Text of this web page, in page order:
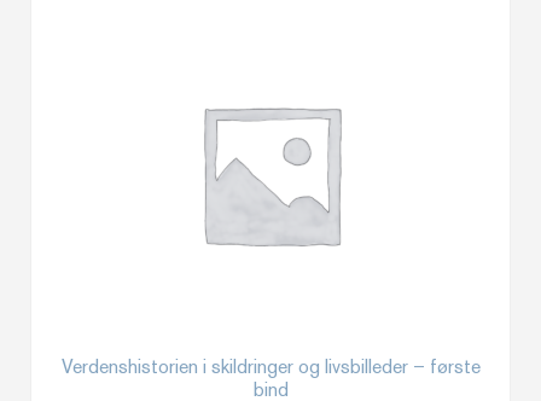
Verdenshistorien i skildringer og livsbilleder – første
bind